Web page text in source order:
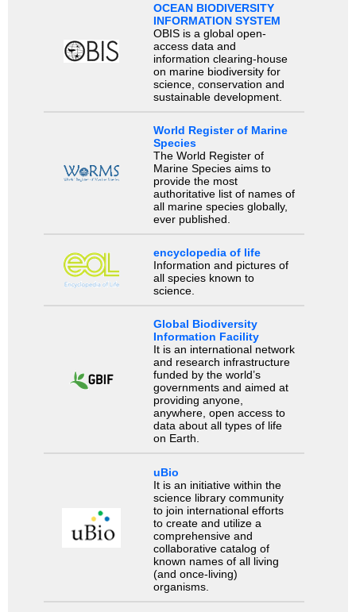
OCEAN BIODIVERSITY
INFORMATION SYSTEM
OBIS is a global open-
access data and
information clearing-house
on marine biodiversity for
science, conservation and
sustainable development.
World Register of Marine
Species
The World Register of
Marine Species aims to
provide the most
authoritative list of names of
all marine species globally,
ever published.
encyclopedia of life
Information and pictures of
all species known to
science.
Global Biodiversity
Information Facility
It is an international network
and research infrastructure
funded by the world’s
governments and aimed at
providing anyone,
anywhere, open access to
data about all types of life
on Earth.
uBio
It is an initiative within the
science library community
to join international efforts
to create and utilize a
comprehensive and
collaborative catalog of
known names of all living
(and once-living)
organisms.